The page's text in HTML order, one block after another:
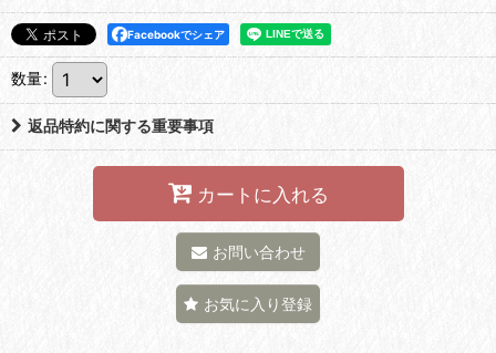
Facebookでシェア
数量:
返品特約に関する重要事項
カートに入れる
お問い合わせ
お気に入り登録